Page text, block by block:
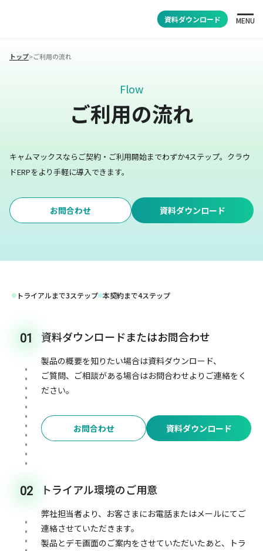
資料ダウンロード MENU
トップ>ご利用の流れ
Flow
ご利用の流れ
キャムマックスならご契約・ご利用開始までわずか4ステップ。 クラウ
ドERPをより手軽に導入できます。
お問合わせ 資料ダウンロード
トライアルまで3ステップ 本契約まで4ステップ
01 資料ダウンロードまたはお問合わせ
製品の概要を知りたい場合は資料ダウンロード、
ご質問、ご相談がある場合はお問合わせよりご連絡をく
ださい。
お問合わせ 資料ダウンロード
02 トライアル環境のご用意
弊社担当者より、お客さまにお電話またはメールにてご
連絡させていただきます。
製品とデモ画面のご案内をさせていただいたあと、トラ